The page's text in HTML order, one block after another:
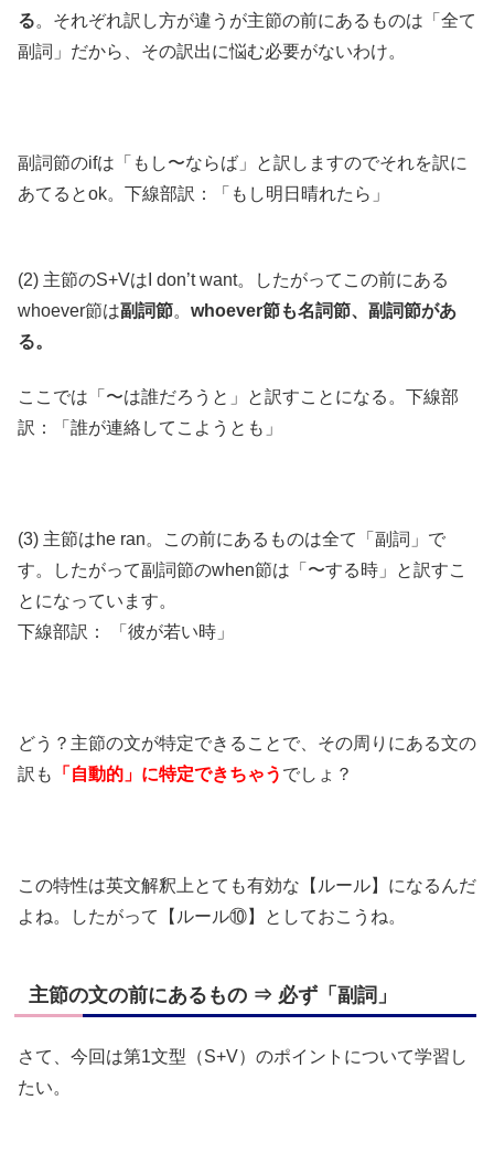
る。それぞれ訳し方が違うが主節の前にあるものは「全て
副詞」だから、その訳出に悩む必要がないわけ。
副詞節のifは「もし〜ならば」と訳しますのでそれを訳に
あてるとok。下線部訳：「もし明日晴れたら」
(2) 主節のS+VはI don’t want。したがってこの前にある
whoever節は副詞節。 whoever節も名詞節、副詞節があ
る。
ここでは「〜は誰だろうと」と訳すことになる。下線部
訳：「誰が連絡してこようとも」
(3) 主節はhe ran。この前にあるものは全て「副詞」で
す。したがって副詞節のwhen節は「〜する時」と訳すこ
とになっています。
下線部訳： 「彼が若い時」
どう？主節の文が特定できることで、その周りにある文の
訳も
「自動的」に特定できちゃう でしょ？
この特性は英文解釈上とても有効な【ルール】になるんだ
よね。したがって【ルール⑩】としておこうね。
主節の文の前にあるもの ⇒ 必ず「副詞」
さて、今回は第1文型（S+V）のポイントについて学習し
たい。